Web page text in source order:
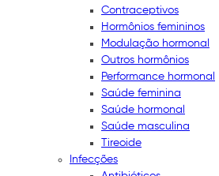
Contraceptivos
Hormônios femininos
Modulação hormonal
Outros hormônios
Performance hormonal
Saúde feminina
Saúde hormonal
Saúde masculina
Tireoide
Infecções